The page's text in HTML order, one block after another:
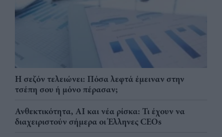
Η σεζόν τελειώνει: Πόσα λεφτά έμειναν στην
τσέπη σου ή μόνο πέρασαν;
Ανθεκτικότητα, AI και νέα ρίσκα: Τι έχουν να
διαχειριστούν σήμερα οι Έλληνες CEOs